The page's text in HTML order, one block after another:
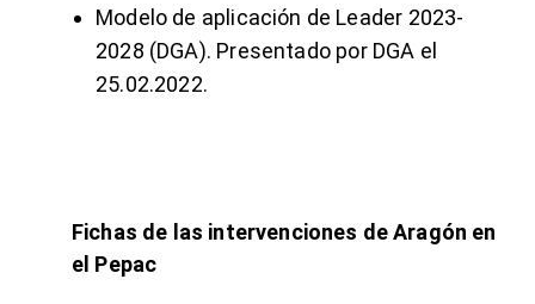
Modelo de aplicación de Leader 2023-
2028 (DGA). Presentado por DGA el
25.02.2022.
Fichas de las intervenciones de Aragón en
el Pepac